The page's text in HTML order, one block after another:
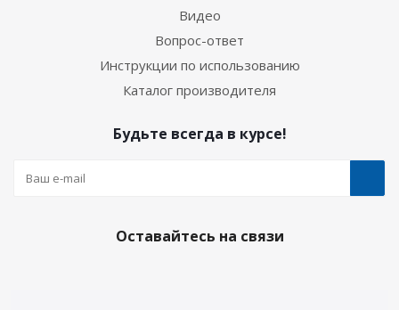
Видео
Вопрос-ответ
Инструкции по использованию
Каталог производителя
Будьте всегда в курсе!
Оставайтесь на связи